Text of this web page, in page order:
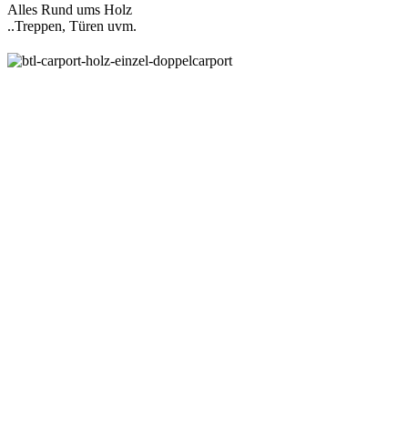
Alles Rund ums Holz
..Treppen, Türen uvm.